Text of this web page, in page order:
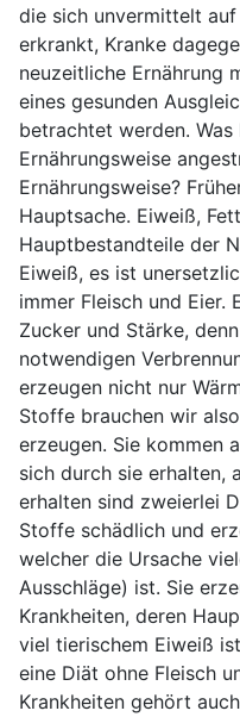
die sich unvermittelt
erkrankt, Kranke
neuzeitliche Ernährung
eines gesunden
betrachtet werden.
Ernährungsweise
Ernährungsweise?
Hauptsache. Eiweiß,
Hauptbestandteile der
Eiweiß, es ist
immer Fleisch und Eier.
Zucker und Stärke,
notwendigen
erzeugen nicht nur
Stoffe brauchen wir
erzeugen. Sie kommen
sich durch sie erhalten,
erhalten sind zweierlei
Stoffe schädlich und
welcher die Ursache
Ausschläge) ist. Sie
Krankheiten, deren
viel tierischem Eiweiß
eine Diät ohne Fleisch
Krankheiten gehört